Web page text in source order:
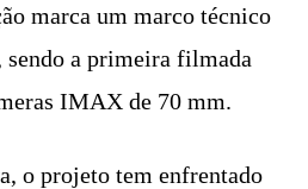
marca um marco técnico
sendo a primeira filmada
IMAX de 70 mm.
o projeto tem enfrentado